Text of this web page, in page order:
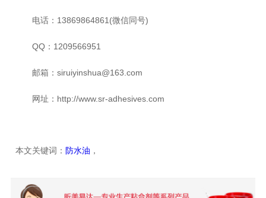
电话：13869864861(微信同号)
QQ：1209566951
邮箱：siruiyinshua@163.com
网址：http://www.sr-adhesives.com
本文关键词： 防水油 ，